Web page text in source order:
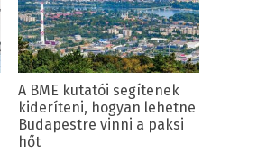
A BME kutatói segítenek
kideríteni, hogyan lehetne
Budapestre vinni a paksi
hőt